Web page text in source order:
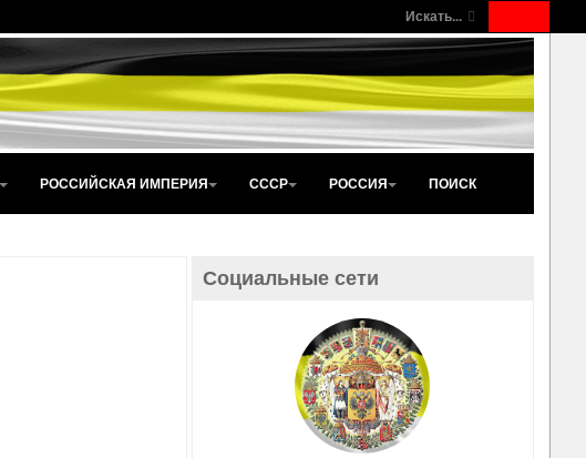
Искать...
РОССИЙСКАЯ ИМПЕРИЯ СССР РОССИЯ ПОИСК
Социальные сети